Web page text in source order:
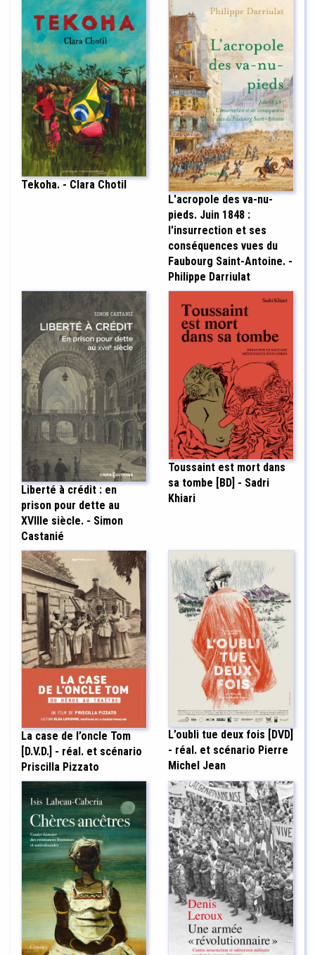
Tekoha. - Clara Chotil
L'acropole des va-nu-
pieds. Juin 1848 :
l'insurrection et ses
conséquences vues du
Faubourg Saint-Antoine. -
Philippe Darriulat
Liberté à crédit : en
prison pour dette au
XVIIIe siècle. - Simon
Castanié
Toussaint est mort dans
sa tombe [BD] - Sadri
Khiari
La case de l’oncle Tom
[D.V.D.] - réal. et scénario
Priscilla Pizzato
L’oubli tue deux fois [DVD]
- réal. et scénario Pierre
Michel Jean